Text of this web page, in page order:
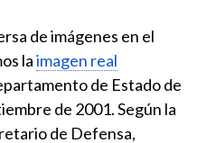
de imágenes en el
laimagen real
de Estado de
de 2001. Según la
de Defensa,